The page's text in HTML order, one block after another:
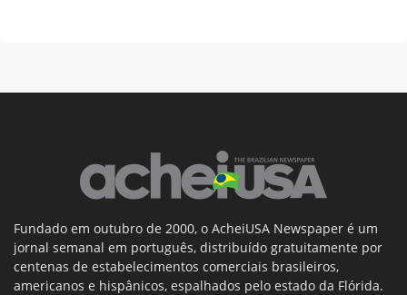
Fundado em outubro de 2000, o AcheiUSA Newspaper é um
jornal semanal em português, distribuído gratuitamente por
centenas de estabelecimentos comerciais brasileiros,
americanos e hispânicos, espalhados pelo estado da Flórida.